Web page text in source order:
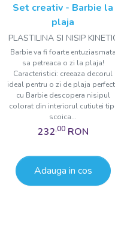
Set creativ - Barbie la
plaja
PLASTILINA SI NISIP
Barbie va fi foarte entuziasmata
sa petreaca o zi la plaja!
Caracteristici: creeaza decorul
ideal pentru o zi de plaja
cu Barbie descopera nisipul
colorat din interiorul cutiutei
scoica...
232,00 RON
Adauga in cos